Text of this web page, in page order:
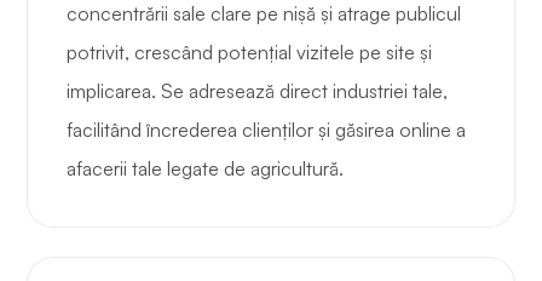
concentrării sale clare pe nișă și atrage publicul
potrivit, crescând potențial vizitele pe site și
implicarea. Se adresează direct industriei tale,
facilitând încrederea clienților și găsirea online a
afacerii tale legate de agricultură.